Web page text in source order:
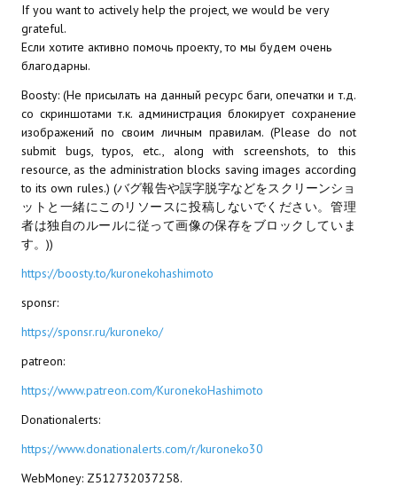
Sea Dogs - City of Abandoned Ships Remaster Fan Edition
Sea Dogs Remaster Fan Edition
НОВОСТИ ПОРТАЛА
Новости
Новости Архив
МОДЫ ДЛЯ ИГР
Mass Effect 3
Моды
Dragon Age 2
If you want to actively help the project, we would be very
grateful.
Если хотите активно помочь проекту, то мы будем очень
благодарны.
Boosty: (Не присылать на данный ресурс баги, опечатки и т.д.
со скриншотами т.к. администрация блокирует сохранение
изображений по своим личным правилам. (Please do not
submit bugs, typos, etc., along with screenshots, to this
resource, as the administration blocks saving images according
to its own rules.) (バグ報告や誤字脱字などをスクリーンショ
ットと一緒にこのリソースに投稿しないでください。管理
者は独自のルールに従って画像の保存をブロックしていま
す。))
https://boosty.to/kuronekohashimoto
sponsr:
https://sponsr.ru/kuroneko/
patreon:
https://www.patreon.com/KuronekoHashimoto
Donationalerts:
https://www.donationalerts.com/r/kuroneko30
WebMoney: Z512732037258.